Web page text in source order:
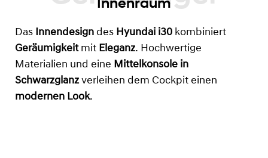
Das Innendesign des Hyundai i30 kombiniert
Geräumigkeitmit Eleganz. Hochwertige
Materialien und eine Mittelkonsole in
Schwarzglanzverleihen dem Cockpit einen
modernen Look.